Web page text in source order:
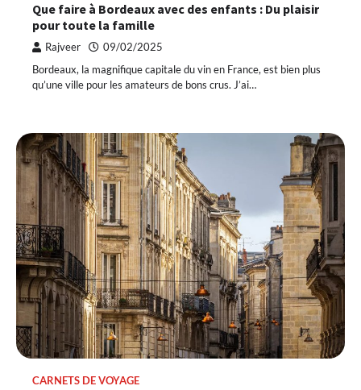
Que faire à Bordeaux avec des enfants : Du plaisir
pour toute la famille
Rajveer 09/02/2025
Bordeaux, la magnifique capitale du vin en France, est bien plus
qu’une ville pour les amateurs de bons crus. J’ai…
CARNETS DE VOYAGE